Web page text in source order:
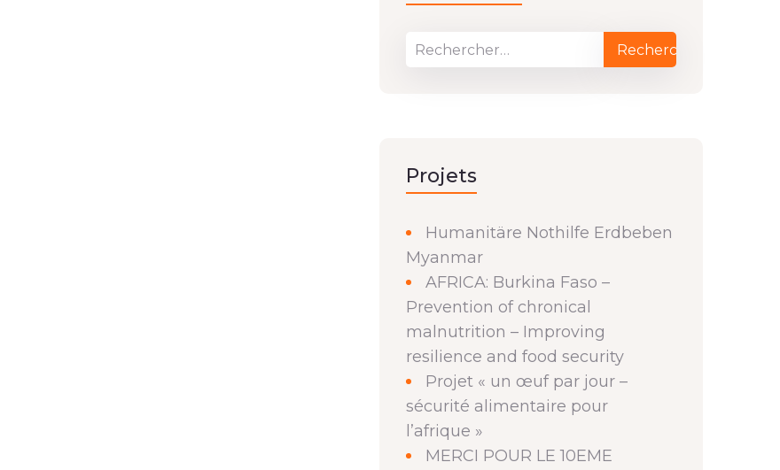
Projets
Humanitäre Nothilfe Erdbeben
Myanmar
AFRICA: Burkina Faso –
Prevention of chronical
malnutrition – Improving
resilience and food security
Projet « un œuf par jour –
sécurité alimentaire pour
l’afrique »
MERCI POUR LE 10EME